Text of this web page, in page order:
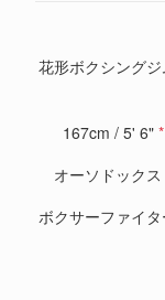
花形ボクシングジ
167cm / 5' 6" *
オーソドックス
ボクサーファイタ